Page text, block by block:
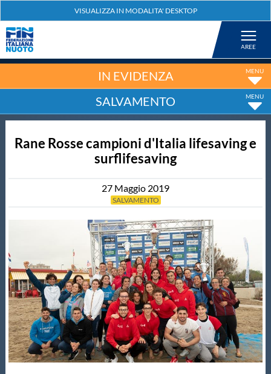
Nuoto
Tuffi
Salvamento
Master
Formazione
IN EVIDENZA
SALVAMENTO
Rane Rosse campioni d'Italia lifesaving e
surflifesaving
27 Maggio 2019
SALVAMENTO